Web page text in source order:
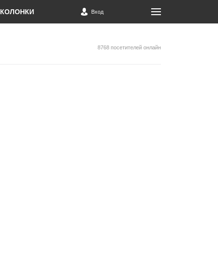
КОЛОНКИ Вход
8768 посетителей онлайн